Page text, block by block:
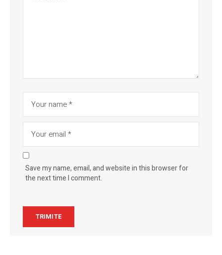
Save my name, email, and website in this browser for
the next time I comment.